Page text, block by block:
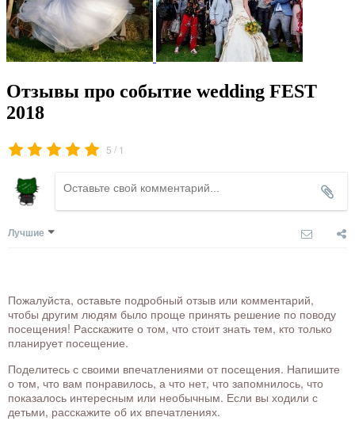
Отзывы про событие wedding FEST
2018
5 / 1
Лучшие
Пожалуйста, оставьте подробный отзыв или комментарий,
чтобы другим людям было проще принять решение по поводу
посещения! Расскажите о том, что стоит знать тем, кто только
планирует посещение.
Поделитесь с своими впечатлениями от посещения. Напишите
о том, что вам понравилось, а что нет, что запомнилось, что
показалось интересным или необычным. Если вы ходили с
детьми, расскажите об их впечатлениях.